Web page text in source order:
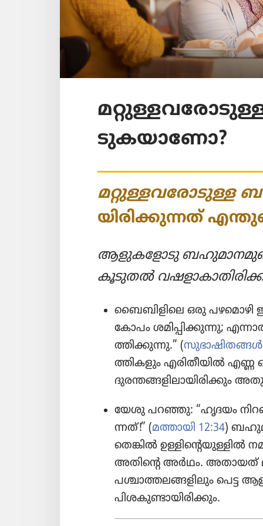
ടു​ക​യാ​ണോ?
മറ്റുള്ള​വ​രോ​ടുള്ള
യി​രി​ക്കു​ന്നത്‌
ആളുക​ളോ​ടു
കൂടുതൽ
ബൈബി​ളി​ലെ ഒരു പഴമൊ​ഴി
കോ​പം ശമിപ്പി​ക്കു​ന്നു;
ത്തി​ക്കു​ന്നു.” (സുഭാ​ഷി​തങ്ങൾ
ത്തി​ക​ളും എരിതീ​യിൽ എണ്ണ
ദുരന്ത​ങ്ങ​ളി​ലാ​യി​രി​ക്കും
യേശു പറഞ്ഞു: “ഹൃദയം
ന്നത്‌!” (മത്തായി 12:34)
തെ​ങ്കിൽ ഉള്ളി​ന്റെ​യു​ള്ളിൽ
അതിന്റെ അർഥം. അതായത്‌
പശ്ചാത്ത​ല​ങ്ങ​ളി​ലും പെട്ട
പിശകു​ണ്ടാ​യി​രി​ക്കും.